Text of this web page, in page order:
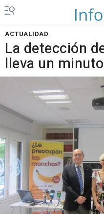
ACTUALIDAD
La detección
lleva un minuto